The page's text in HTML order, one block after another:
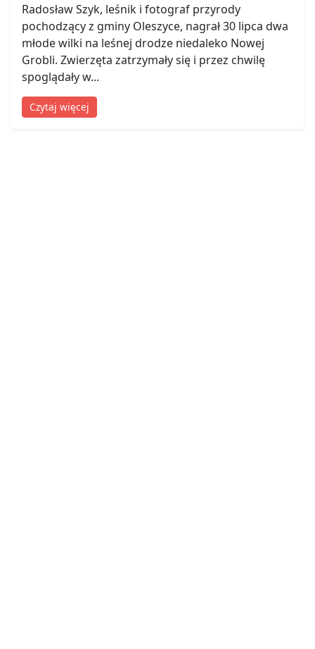
Radosław Szyk, leśnik i fotograf przyrody
pochodzący z gminy Oleszyce, nagrał 30 lipca dwa
młode wilki na leśnej drodze niedaleko Nowej
Grobli. Zwierzęta zatrzymały się i przez chwilę
spoglądały w...
Czytaj więcej